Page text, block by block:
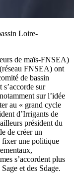
Loire-
de maïs-FNSEA)
FNSEA) ont
de bassin
sur
sur l’idée
au « grand cycle
d’Irrigants de
président du
de créer un
fixer une politique
s’accordent plus
et des Sdage.